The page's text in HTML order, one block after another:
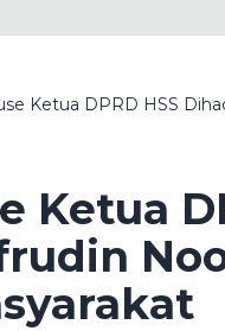
Ketua DPRD HSS
Ketua